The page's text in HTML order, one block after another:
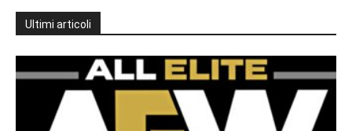
Ultimi articoli